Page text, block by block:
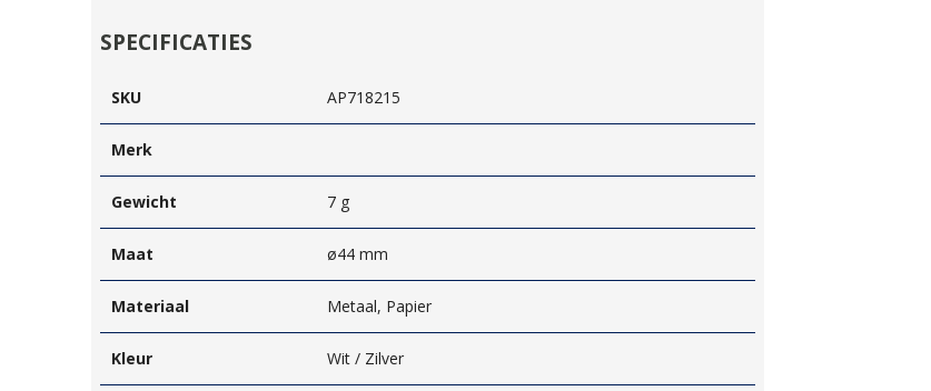
SPECIFICATIES
SKU AP718215
Merk
Gewicht 7 g
Maat ø44 mm
Materiaal Metaal, Papier
Kleur Wit / Zilver